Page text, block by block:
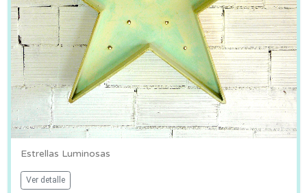
Estrellas Luminosas
Ver detalle